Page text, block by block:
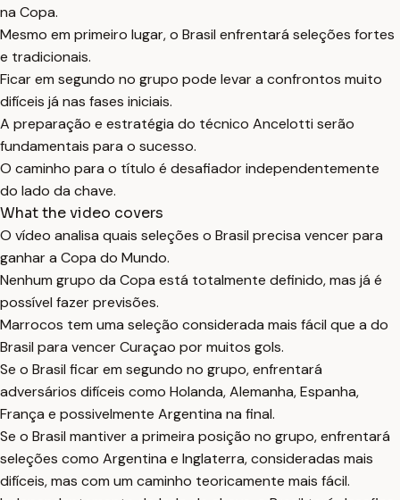
na Copa.
Mesmo em primeiro lugar, o Brasil enfrentará seleções fortes
e tradicionais.
Ficar em segundo no grupo pode levar a confrontos muito
difíceis já nas fases iniciais.
A preparação e estratégia do técnico Ancelotti serão
fundamentais para o sucesso.
O caminho para o título é desafiador independentemente
do lado da chave.
What the video covers
O vídeo analisa quais seleções o Brasil precisa vencer para
ganhar a Copa do Mundo.
Nenhum grupo da Copa está totalmente definido, mas já é
possível fazer previsões.
Marrocos tem uma seleção considerada mais fácil que a do
Brasil para vencer Curaçao por muitos gols.
Se o Brasil ficar em segundo no grupo, enfrentará
adversários difíceis como Holanda, Alemanha, Espanha,
França e possivelmente Argentina na final.
Se o Brasil mantiver a primeira posição no grupo, enfrentará
seleções como Argentina e Inglaterra, consideradas mais
difíceis, mas com um caminho teoricamente mais fácil.